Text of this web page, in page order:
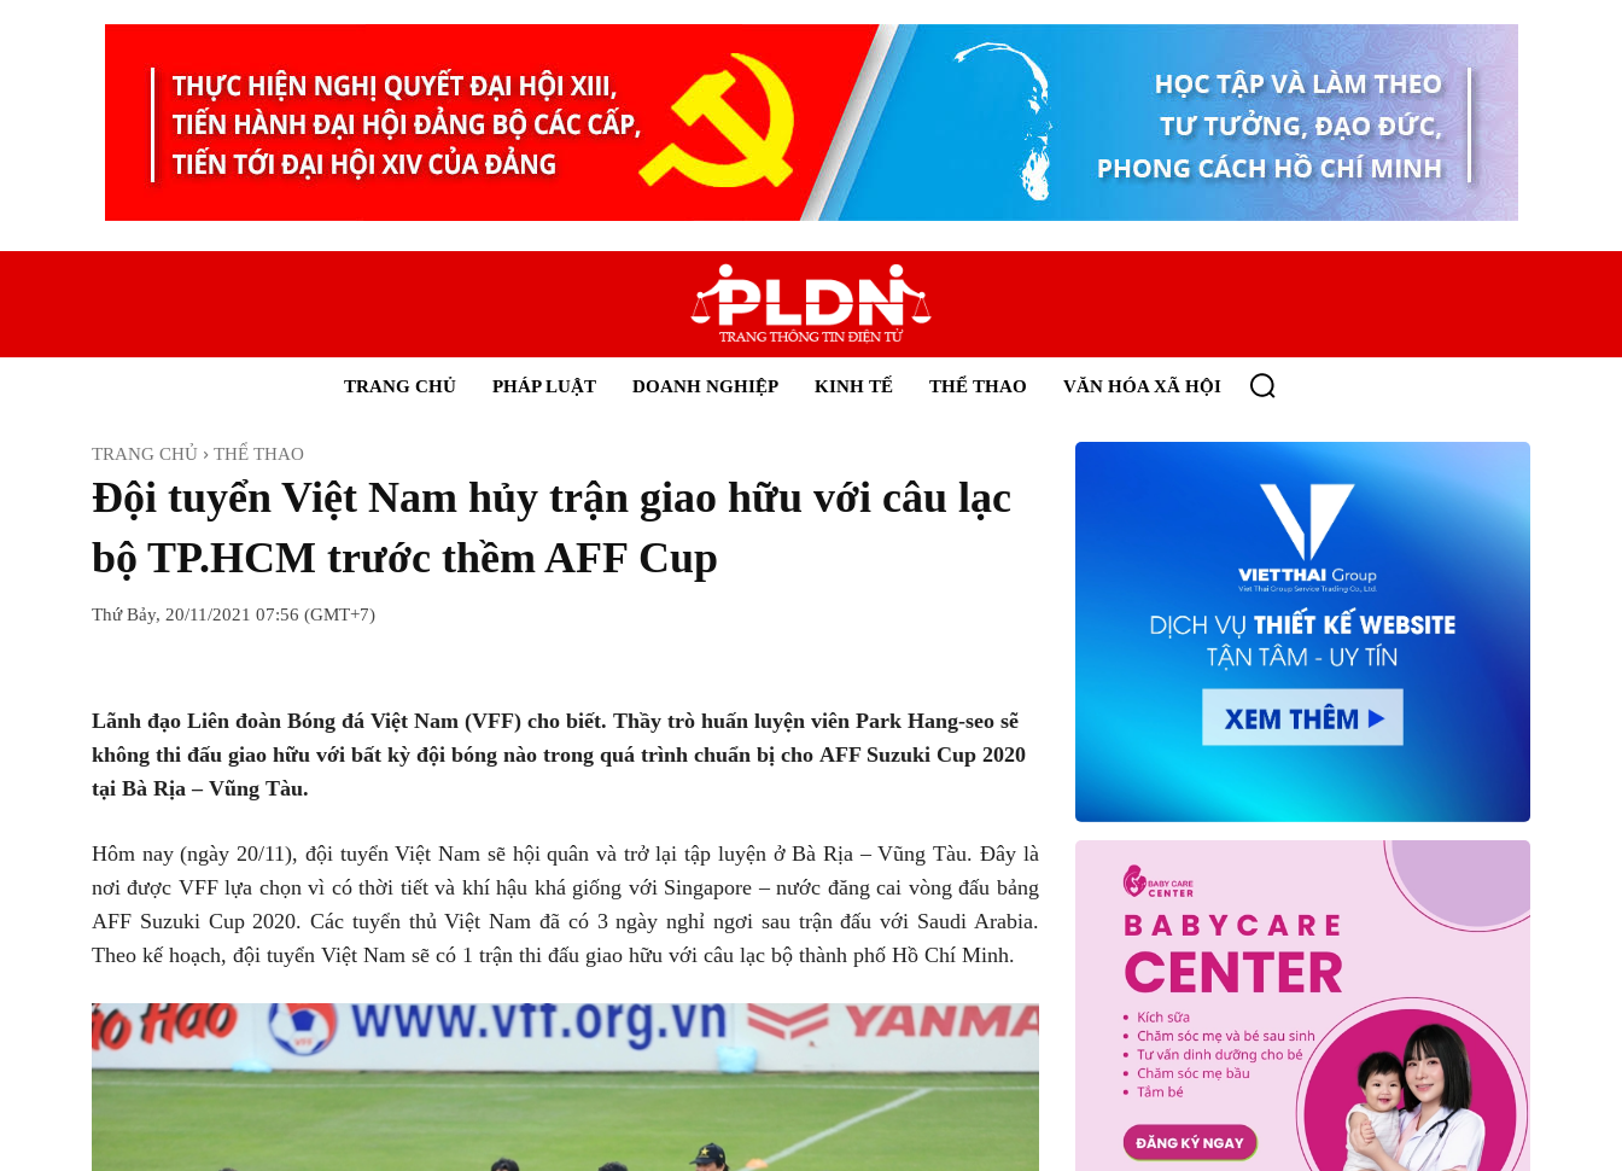
TRANG CHỦ PHÁP LUẬT DOANH NGHIỆP KINH TẾ THỂ THAO VĂN HÓA XÃ HỘI
TRANG CHỦ THỂ THAO
Đội tuyển Việt Nam hủy trận giao hữu với câu lạc
bộ TP.HCM trước thềm AFF Cup
Thứ Bảy, 20/11/2021 07:56 (GMT+7)
Lãnh đạo Liên đoàn Bóng đá Việt Nam (VFF) cho biết. Thầy trò huấn luyện viên Park Hang-seo sẽ
không thi đấu giao hữu với bất kỳ đội bóng nào trong quá trình chuẩn bị cho AFF Suzuki Cup 2020
tại Bà Rịa – Vũng Tàu.
Hôm nay (ngày 20/11), đội tuyển Việt Nam sẽ hội quân và trở lại tập luyện ở Bà Rịa – Vũng Tàu. Đây là
nơi được VFF lựa chọn vì có thời tiết và khí hậu khá giống với Singapore – nước đăng cai vòng đấu bảng
AFF Suzuki Cup 2020. Các tuyển thủ Việt Nam đã có 3 ngày nghỉ ngơi sau trận đấu với Saudi Arabia.
Theo kế hoạch, đội tuyển Việt Nam sẽ có 1 trận thi đấu giao hữu với câu lạc bộ thành phố Hồ Chí Minh.